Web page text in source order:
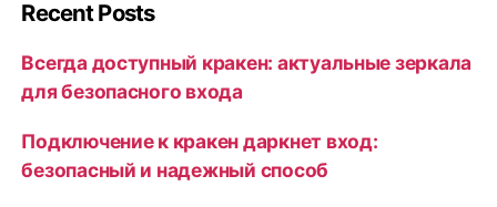
Recent Posts
Всегда доступный кракен: актуальные зеркала
для безопасного входа
Подключение к кракен даркнет вход:
безопасный и надежный способ